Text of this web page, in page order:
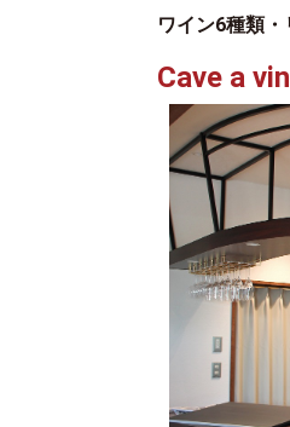
ワイン6種類
Cave a